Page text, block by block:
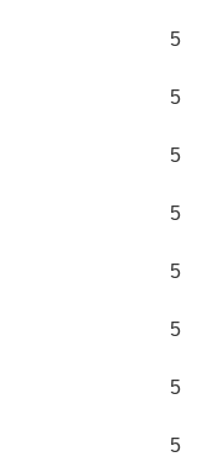
5
5
5
5
5
5
5
5